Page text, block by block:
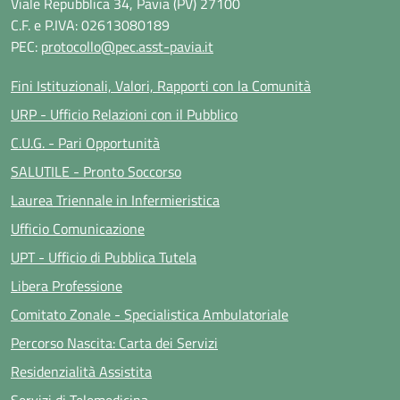
C.F. e P.IVA: 02613080189
PEC: protocollo@pec.asst-pavia.it
Fini Istituzionali, Valori, Rapporti con la Comunità
URP - Ufficio Relazioni con il Pubblico
C.U.G. - Pari Opportunità
SALUTILE - Pronto Soccorso
Laurea Triennale in Infermieristica
Ufficio Comunicazione
UPT - Ufficio di Pubblica Tutela
Libera Professione
Comitato Zonale - Specialistica Ambulatoriale
Percorso Nascita: Carta dei Servizi
Residenzialità Assistita